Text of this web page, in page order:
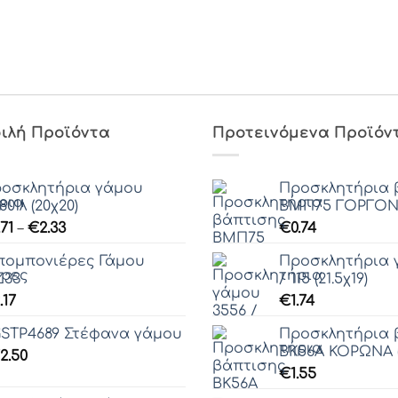
Προϊόντα
γάμου
(20χ20)
– €2.33Price
€1.71 Γάμου
Στέφανα γάμου
Προτεινόμενα
Προσκλητήρια
ΒΜΠ75 ΓΟΡΓΟΝΑ
€0.74
Προσκλητήρια
/ 115 (21.5χ19)
€1.74
Προσκλητήρια
ΒΚ56Α ΚΟΡΩΝΑ
€1.55